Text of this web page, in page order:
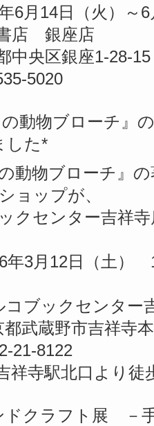
月14日（火）～
店 銀座店
央区銀座1-28-
5020
の動物ブローチ』
した*
動物ブローチ』
ョップが、
クセンター吉祥
3月12日（土）
ックセンター
蔵野市吉祥寺本
8122
祥寺駅北口より徒
ドクラフト展 －